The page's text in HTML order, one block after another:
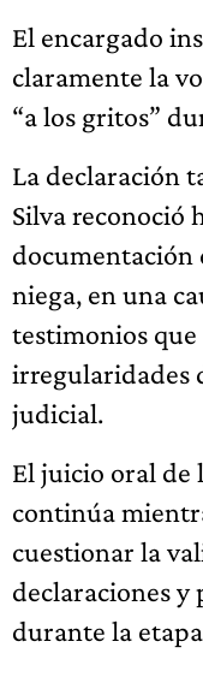
El encargado
claramente la
“a los gritos”
La declaración
Silva reconoció
documentación
niega, en una
testimonios
irregularidades
judicial.
El juicio oral de
continúa
cuestionar la
declaraciones y
durante la